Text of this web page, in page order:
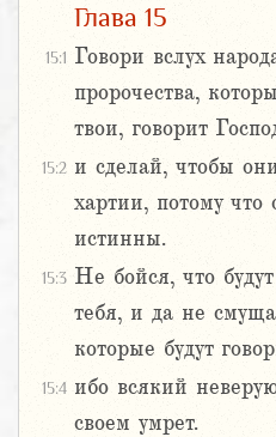
Глава 15
15:1 Говори вслух
пророчества,
твои, говорит
15:2 и сделай, чтобы
хартии, потому
истинны.
15:3 Не бойся, что
тебя, и да не
которые будут
15:4 ибо всякий
своем умрет.